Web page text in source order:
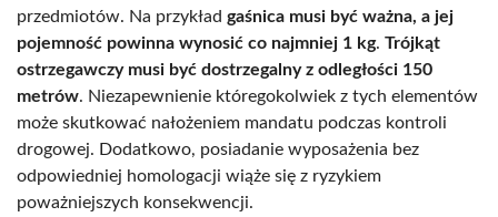
przedmiotów. Na przykład gaśnica musi być ważna, a jej
pojemność powinna wynosić co najmniej 1 kg. Trójkąt
ostrzegawczy musi być dostrzegalny z odległości 150
metrów. Niezapewnienie któregokolwiek z tych elementów
może skutkować nałożeniem mandatu podczas kontroli
drogowej. Dodatkowo, posiadanie wyposażenia bez
odpowiedniej homologacji wiąże się z ryzykiem
poważniejszych konsekwencji.